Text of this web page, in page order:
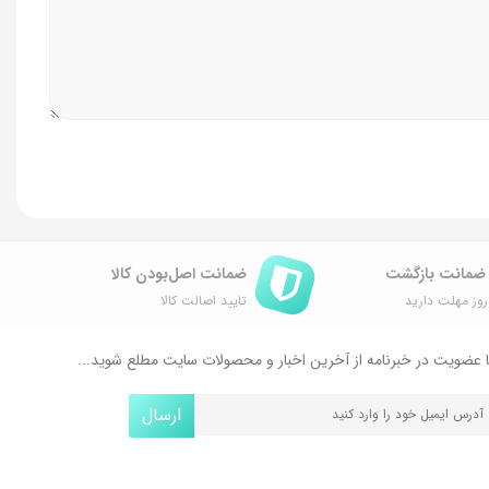
مهلت دارید
ضمانت اصل‌بودن کالا
تایید اصالت کالا
عضویت در خبرنامه از آخرین اخبار و محصولات سایت مطلع شوید...
ارسال